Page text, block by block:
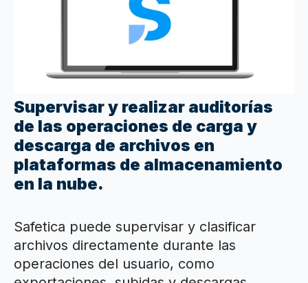
Supervisar y realizar auditorías
de las operaciones de carga y
descarga de archivos en
plataformas de almacenamiento
en la nube.
Safetica puede supervisar y clasificar
archivos directamente durante las
operaciones del usuario, como